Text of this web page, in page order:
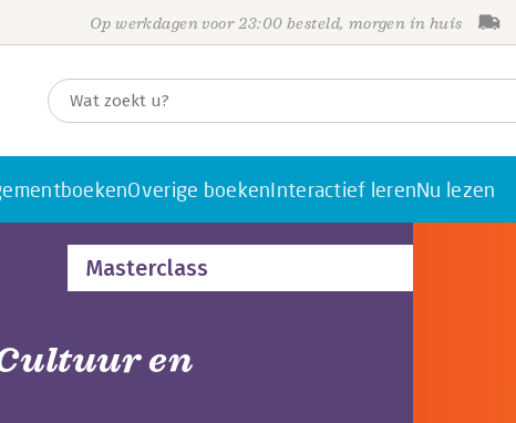
Op werkdagen voor 23:00 besteld, morgen in huis
Overige boekenInteractief lerenNu lezen
Masterclass
en